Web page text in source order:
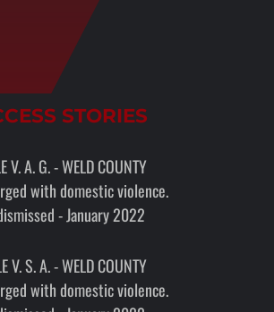
STORIES
V. A. G. - WELD COUNTY
with domestic violence.
- January 2022
V. S. A. - WELD COUNTY
with domestic violence.